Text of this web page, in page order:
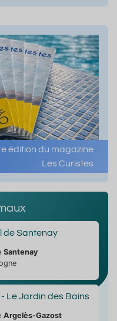
édition du magazine
Les Curistes
de Santenay
Santenay
Le Jardin des Bains
Argelès-Gazost